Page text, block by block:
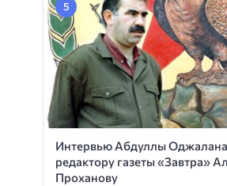
Интервью Абдуллы
редактору газеты «Завтра»
Проханову